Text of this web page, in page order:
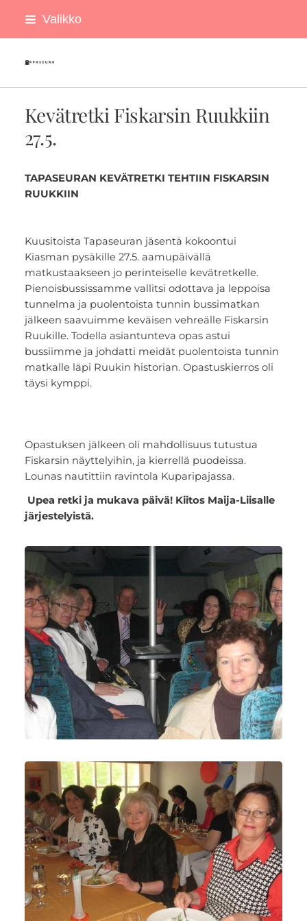
Siirry
Valikko
Tapaseura ry
Kevätretki Fiskarsin Ruukkiin
27.5.
TAPASEURAN KEVÄTRETKI TEHTIIN FISKARSIN
RUUKKIIN
Kuusitoista Tapaseuran jäsentä kokoontui
Kiasman pysäkille 27.5. aamupäivällä
matkustaakseen jo perinteiselle kevätretkelle.
Pienoisbussissamme vallitsi odottava ja leppoisa
tunnelma ja puolentoista tunnin bussimatkan
jälkeen saavuimme keväisen vehreälle Fiskarsin
Ruukille. Todella asiantunteva opas astui
bussiimme ja johdatti meidät puolentoista tunnin
matkalle läpi Ruukin historian. Opastuskierros oli
täysi kymppi.
Opastuksen jälkeen oli mahdollisuus tutustua
Fiskarsin näyttelyihin, ja kierrellä puodeissa.
Lounas nautittiin ravintola Kuparipajassa.
Upea retki ja mukava päivä! Kiitos Maija-Liisalle
järjestelyistä.